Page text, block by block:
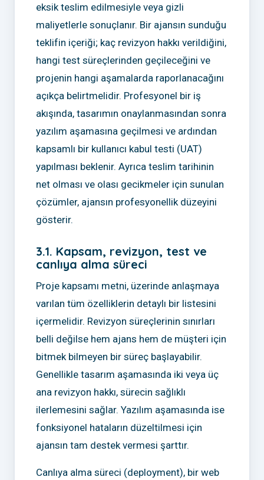
eksik teslim edilmesiyle veya gizli
maliyetlerle sonuçlanır. Bir ajansın sunduğu
teklifin içeriği; kaç revizyon hakkı verildiğini,
hangi test süreçlerinden geçileceğini ve
projenin hangi aşamalarda raporlanacağını
açıkça belirtmelidir. Profesyonel bir iş
akışında, tasarımın onaylanmasından sonra
yazılım aşamasına geçilmesi ve ardından
kapsamlı bir kullanıcı kabul testi (UAT)
yapılması beklenir. Ayrıca teslim tarihinin
net olması ve olası gecikmeler için sunulan
çözümler, ajansın profesyonellik düzeyini
gösterir.
3.1. Kapsam, revizyon, test ve
canlıya alma süreci
Proje kapsamı metni, üzerinde anlaşmaya
varılan tüm özelliklerin detaylı bir listesini
içermelidir. Revizyon süreçlerinin sınırları
belli değilse hem ajans hem de müşteri için
bitmek bilmeyen bir süreç başlayabilir.
Genellikle tasarım aşamasında iki veya üç
ana revizyon hakkı, sürecin sağlıklı
ilerlemesini sağlar. Yazılım aşamasında ise
fonksiyonel hataların düzeltilmesi için
ajansın tam destek vermesi şarttır.
Canlıya alma süreci (deployment), bir web